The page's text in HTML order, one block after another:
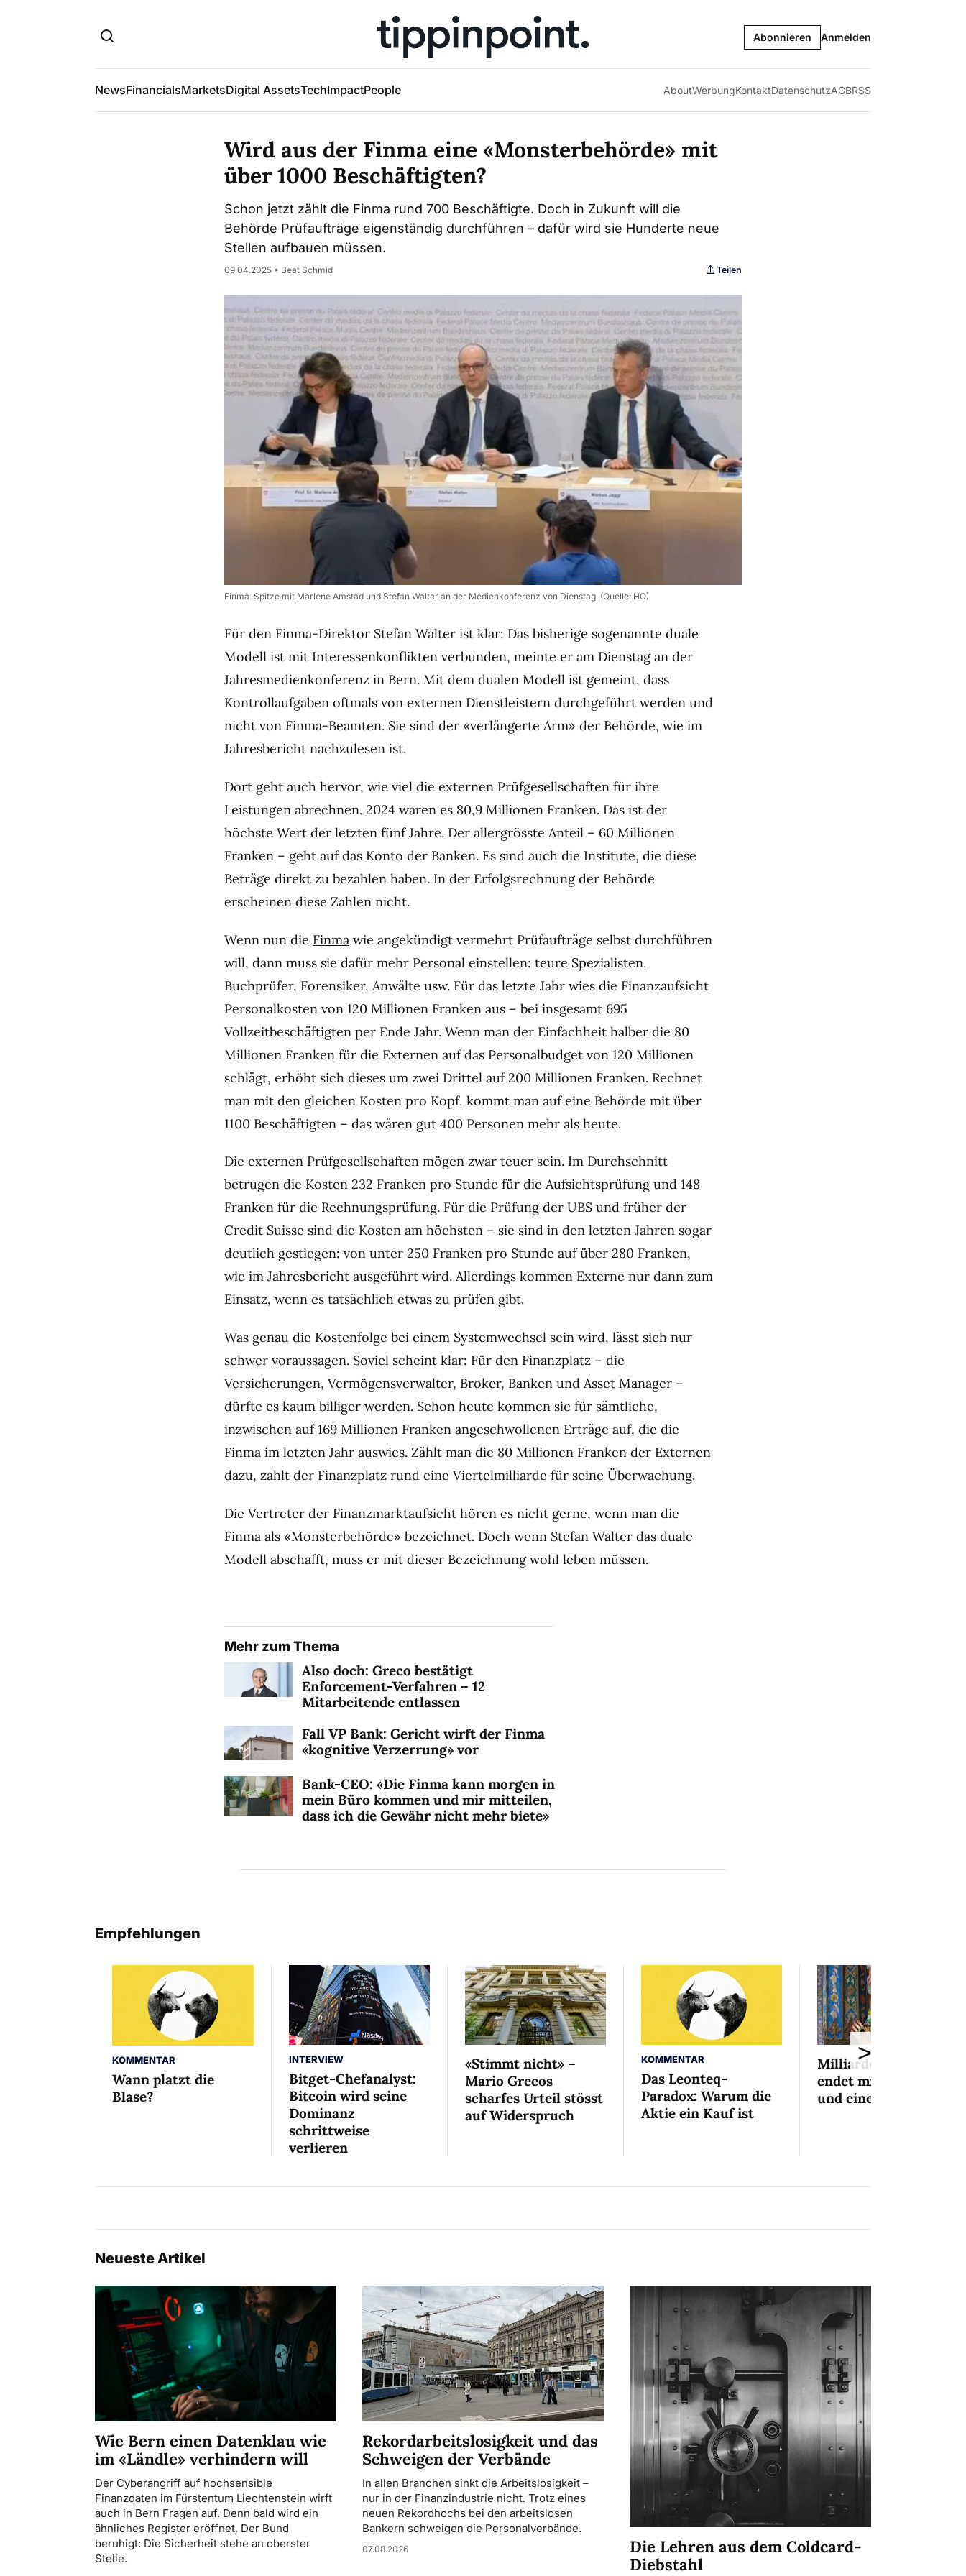
Abonnieren Anmelden
NewsFinancialsMarketsDigital AssetsTechImpactPeople AboutWerbungKontaktDatenschutzAGBRSS
Wird aus der Finma eine «Monsterbehörde» mit
über 1000 Beschäftigten?
Schon jetzt zählt die Finma rund 700 Beschäftigte. Doch in Zukunft will die
Behörde Prüfaufträge eigenständig durchführen – dafür wird sie Hunderte neue
Stellen aufbauen müssen.
09.04.2025 • Beat Schmid Teilen
Finma-Spitze mit Marlene Amstad und Stefan Walter an der Medienkonferenz von Dienstag. (Quelle: HO)
Für den Finma-Direktor Stefan Walter ist klar: Das bisherige sogenannte duale
Modell ist mit Interessenkonflikten verbunden, meinte er am Dienstag an der
Jahresmedienkonferenz in Bern. Mit dem dualen Modell ist gemeint, dass
Kontrollaufgaben oftmals von externen Dienstleistern durchgeführt werden und
nicht von Finma-Beamten. Sie sind der «verlängerte Arm» der Behörde, wie im
Jahresbericht nachzulesen ist.
Dort geht auch hervor, wie viel die externen Prüfgesellschaften für ihre
Leistungen abrechnen. 2024 waren es 80,9 Millionen Franken. Das ist der
höchste Wert der letzten fünf Jahre. Der allergrösste Anteil – 60 Millionen
Franken – geht auf das Konto der Banken. Es sind auch die Institute, die diese
Beträge direkt zu bezahlen haben. In der Erfolgsrechnung der Behörde
erscheinen diese Zahlen nicht.
Wenn nun die Finma wie angekündigt vermehrt Prüfaufträge selbst durchführen
will, dann muss sie dafür mehr Personal einstellen: teure Spezialisten,
Buchprüfer, Forensiker, Anwälte usw. Für das letzte Jahr wies die Finanzaufsicht
Personalkosten von 120 Millionen Franken aus – bei insgesamt 695
Vollzeitbeschäftigten per Ende Jahr. Wenn man der Einfachheit halber die 80
Millionen Franken für die Externen auf das Personalbudget von 120 Millionen
schlägt, erhöht sich dieses um zwei Drittel auf 200 Millionen Franken. Rechnet
man mit den gleichen Kosten pro Kopf, kommt man auf eine Behörde mit über
1100 Beschäftigten – das wären gut 400 Personen mehr als heute.
Die externen Prüfgesellschaften mögen zwar teuer sein. Im Durchschnitt
betrugen die Kosten 232 Franken pro Stunde für die Aufsichtsprüfung und 148
Franken für die Rechnungsprüfung. Für die Prüfung der UBS und früher der
Credit Suisse sind die Kosten am höchsten – sie sind in den letzten Jahren sogar
deutlich gestiegen: von unter 250 Franken pro Stunde auf über 280 Franken,
wie im Jahresbericht ausgeführt wird. Allerdings kommen Externe nur dann zum
Einsatz, wenn es tatsächlich etwas zu prüfen gibt.
Was genau die Kostenfolge bei einem Systemwechsel sein wird, lässt sich nur
schwer voraussagen. Soviel scheint klar: Für den Finanzplatz – die
Versicherungen, Vermögensverwalter, Broker, Banken und Asset Manager –
dürfte es kaum billiger werden. Schon heute kommen sie für sämtliche,
inzwischen auf 169 Millionen Franken angeschwollenen Erträge auf, die die
Finma im letzten Jahr auswies. Zählt man die 80 Millionen Franken der Externen
dazu, zahlt der Finanzplatz rund eine Viertelmilliarde für seine Überwachung.
Die Vertreter der Finanzmarktaufsicht hören es nicht gerne, wenn man die
Finma als «Monsterbehörde» bezeichnet. Doch wenn Stefan Walter das duale
Modell abschafft, muss er mit dieser Bezeichnung wohl leben müssen.
Mehr zum Thema
Also doch: Greco bestätigt
Enforcement-Verfahren – 12
Mitarbeitende entlassen
Fall VP Bank: Gericht wirft der Finma
«kognitive Verzerrung» vor
Bank-CEO: «Die Finma kann morgen in
mein Büro kommen und mir mitteilen,
dass ich die Gewähr nicht mehr biete»
Empfehlungen
KOMMENTAR
Wann platzt die
Blase?
INTERVIEW
Bitget-Chefanalyst:
Bitcoin wird seine
Dominanz
schrittweise
verlieren
«Stimmt nicht» –
Mario Grecos
scharfes Urteil stösst
auf Widerspruch
KOMMENTAR
Das Leonteq-
Paradox: Warum die
Aktie ein Kauf ist
Milliardenaffäre
endet mit Mini-Busse
und einem Bedingten
>
Neueste Artikel
Wie Bern einen Datenklau wie
im «Ländle» verhindern will
Der Cyberangriff auf hochsensible
Finanzdaten im Fürstentum Liechtenstein wirft
auch in Bern Fragen auf. Denn bald wird ein
ähnliches Register eröffnet. Der Bund
beruhigt: Die Sicherheit stehe an oberster
Stelle.
Rekordarbeitslosigkeit und das
Schweigen der Verbände
In allen Branchen sinkt die Arbeitslosigkeit –
nur in der Finanzindustrie nicht. Trotz eines
neuen Rekordhochs bei den arbeitslosen
Bankern schweigen die Personalverbände.
07.08.2026
Die Lehren aus dem Coldcard-
Diebstahl